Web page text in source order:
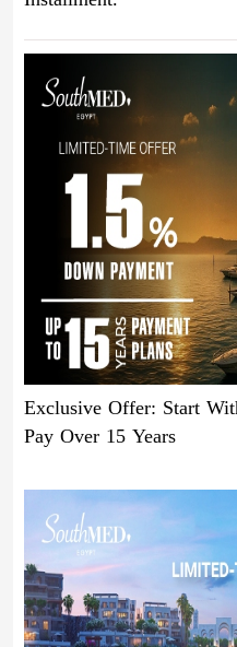
Exclusive Offer: Start
Pay Over 15 Years